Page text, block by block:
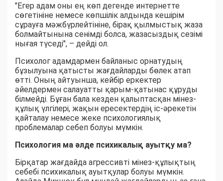
"Егер адам оны ең көп дегенде интернетте
сөгетініне немесе көпшілік алдында кешірім
сұрауға мәжбүрлейтініне, бірақ қылмыстық жаза
болмайтынына сенімді болса, жазасыздық сезімі
нығая түседі", – дейді ол.
Психолог адамдармен байланыс орнатудың
бұзылуына қатысты жағдайларды бөлек атап
өтті. Оның айтуынша, кейбір еркектер
әйелдермен салауатты қарым-қатынас құруды
білмейді. Бұған бала кезден қалыптасқан мінез-
құлық үлгілері, жақын ересектердің іс-әрекетін
қайталау немесе жеке психологиялық
проблемалар себеп болуы мүмкін.
Психология ма әлде психикалық ауытқу ма?
Бірқатар жағдайда агрессивті мінез-құлықтың
себебі психикалық ауытқулар болуы мүмкін.